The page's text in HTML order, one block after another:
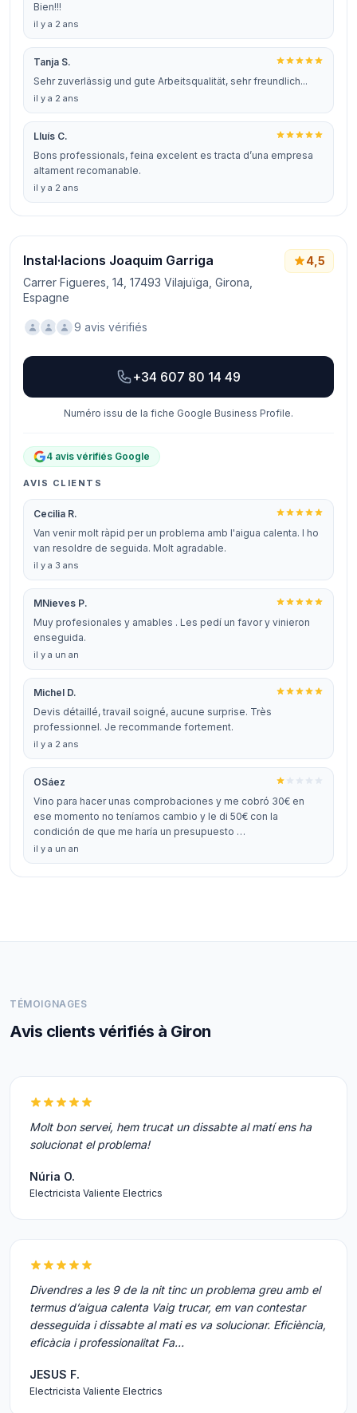
Bien!!!
il y a 2 ans
Tanja S.
Sehr zuverlässig und gute Arbeitsqualität, sehr freundlich...
il y a 2 ans
Lluís C.
Bons professionals, feina excelent es tracta d’una empresa
altament recomanable.
il y a 2 ans
Instal·lacions Joaquim Garriga
Carrer Figueres, 14, 17493 Vilajuïga, Girona,
Espagne
4,5
9 avis vérifiés
+34 607 80 14 49
Numéro issu de la fiche Google Business Profile.
4 avis vérifiés Google
AVIS CLIENTS
Cecilia R.
Van venir molt ràpid per un problema amb l'aigua calenta. I ho
van resoldre de seguida. Molt agradable.
il y a 3 ans
MNieves P.
Muy profesionales y amables . Les pedí un favor y vinieron
enseguida.
il y a un an
Michel D.
Devis détaillé, travail soigné, aucune surprise. Très
professionnel. Je recommande fortement.
il y a 2 ans
OSáez
Vino para hacer unas comprobaciones y me cobró 30€ en
ese momento no teníamos cambio y le di 50€ con la
condición de que me haría un presupuesto …
il y a un an
TÉMOIGNAGES
Avis clients vérifiés à Giron
Molt bon servei, hem trucat un dissabte al matí ens ha
solucionat el problema!
Núria O.
Electricista Valiente Electrics
Divendres a les 9 de la nit tinc un problema greu amb el
termus d’aigua calenta Vaig trucar, em van contestar
desseguida i dissabte al mati es va solucionar. Eficiència,
eficàcia i professionalitat Fa…
JESUS F.
Electricista Valiente Electrics